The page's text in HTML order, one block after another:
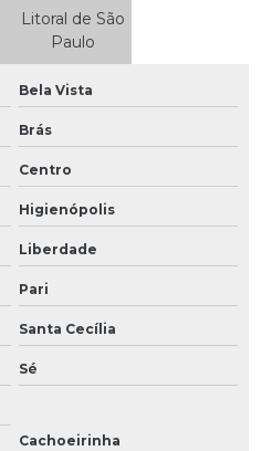
Litoral de São
Paulo
Bela Vista
Brás
Centro
Higienópolis
Liberdade
Pari
Santa Cecília
Sé
Cachoeirinha